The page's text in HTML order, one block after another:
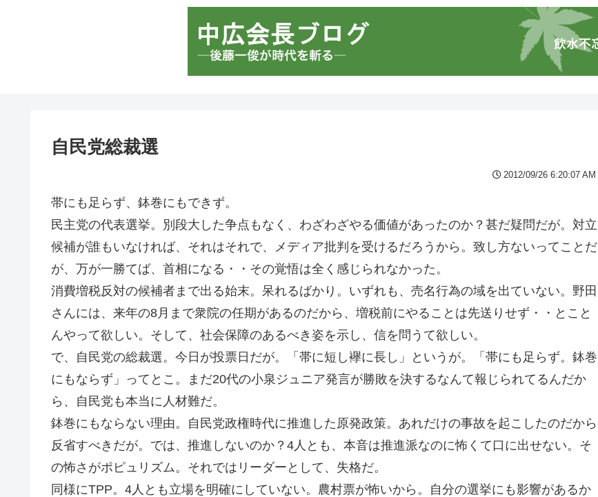
自民党総裁選
2012/09/26 6:20:07 AM
帯にも足らず、鉢巻にもできず。
民主党の代表選挙。別段大した争点もなく、わざわざやる価値があったのか？甚だ疑問だが。対立
候補が誰もいなければ、それはそれで、メディア批判を受けるだろうから。致し方ないってことだ
が、万が一勝てば、首相になる・・その覚悟は全く感じられなかった。
消費増税反対の候補者まで出る始末。呆れるばかり。いずれも、売名行為の域を出ていない。野田
さんには、来年の8月まで衆院の任期があるのだから、増税前にやることは先送りせず・・とこと
んやって欲しい。そして、社会保障のあるべき姿を示し、信を問うて欲しい。
で、自民党の総裁選。今日が投票日だが。「帯に短し襷に長し」というが。「帯にも足らず。鉢巻
にもならず」ってとこ。まだ20代の小泉ジュニア発言が勝敗を決するなんて報じられてるんだか
ら、自民党も本当に人材難だ。
鉢巻にもならない理由。自民党政権時代に推進した原発政策。あれだけの事故を起こしたのだから
反省すべきだが。では、推進しないのか？4人とも、本音は推進派なのに怖くて口に出せない。そ
の怖さがポピュリズム。それではリーダーとして、失格だ。
同様にTPP。4人とも立場を明確にしていない。農村票が怖いから。自分の選挙にも影響があるか